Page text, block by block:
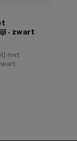
- zwart
met